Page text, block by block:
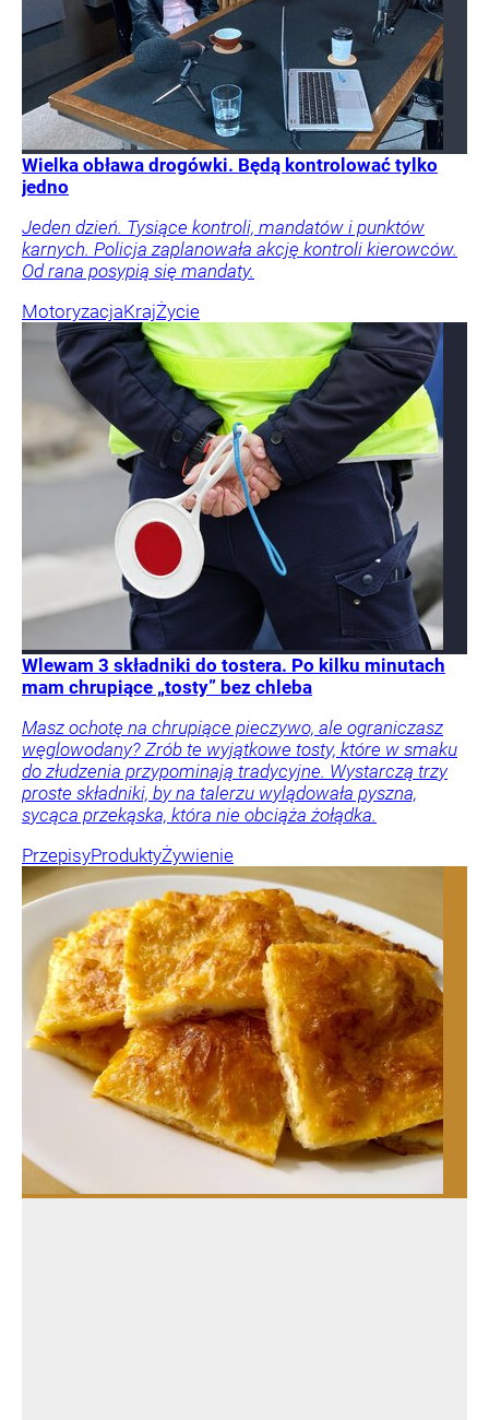
Wielka obława drogówki. Będą kontrolować tylko
jedno
Jeden dzień. Tysiące kontroli, mandatów i punktów
karnych. Policja zaplanowała akcję kontroli kierowców.
Od rana posypią się mandaty.
MotoryzacjaKrajŻycie
Wlewam 3 składniki do tostera. Po kilku minutach
mam chrupiące „tosty” bez chleba
Masz ochotę na chrupiące pieczywo, ale ograniczasz
węglowodany? Zrób te wyjątkowe tosty, które w smaku
do złudzenia przypominają tradycyjne. Wystarczą trzy
proste składniki, by na talerzu wylądowała pyszna,
sycąca przekąska, która nie obciąża żołądka.
PrzepisyProduktyŻywienie